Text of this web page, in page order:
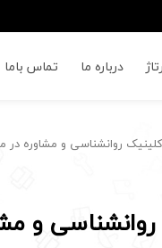
درباره ما تماس باما
روانشناسی و مشاوره در
و